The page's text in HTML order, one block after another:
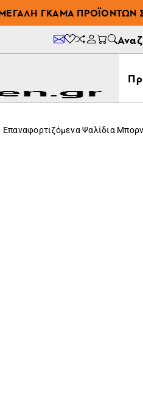
ΓΚΆΜΑ ΠΡΟΪΌΝΤΩΝ
Επαναφορτιζόμενα Ψαλίδια